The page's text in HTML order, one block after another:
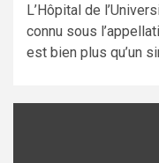
L’Hôpital de
connu sous
est bien plus qu’un